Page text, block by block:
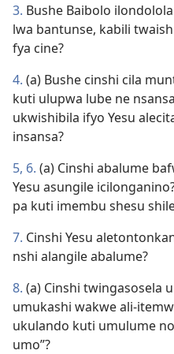
3. Bushe Baibolo
lwa bantunse, kabili
fya cine?
4. (a) Bushe cinshi cila
kuti ulupwa lube ne
ukwishibila ifyo Yesu
insansa?
5, 6. (a) Cinshi abalume
Yesu asungile
pa kuti imembu shesu
7. Cinshi Yesu
nshi alangile abalume?
8. (a) Cinshi twingasosela
umukashi wakwe ali-
ukulando kuti umulume
umo”?